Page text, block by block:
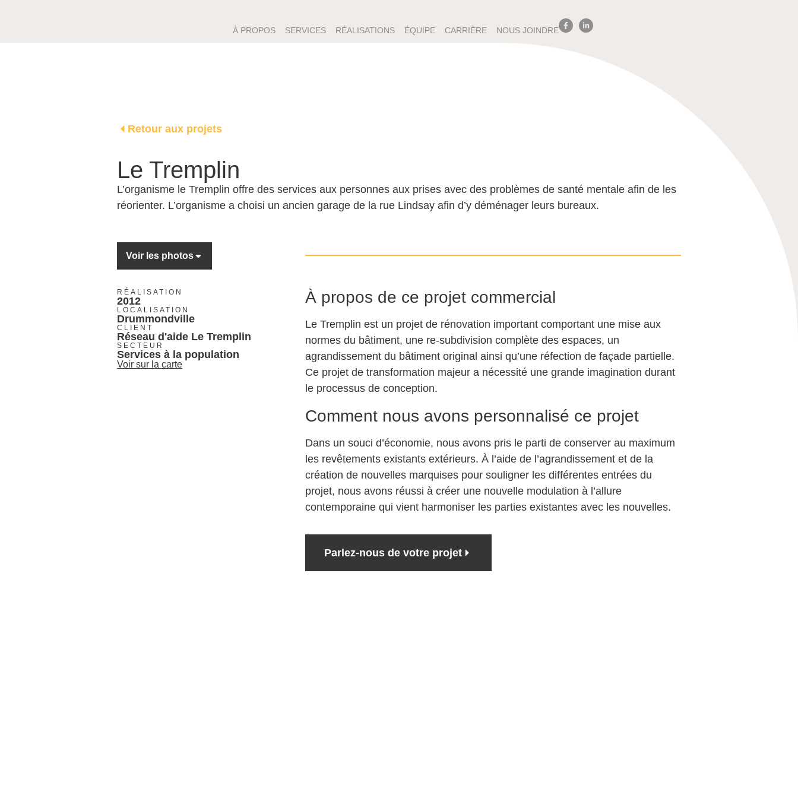
À PROPOS SERVICES RÉALISATIONS ÉQUIPE CARRIÈRE NOUS JOINDRE
Retour aux projets
Le Tremplin
L’organisme le Tremplin offre des services aux personnes aux prises avec des problèmes de santé mentale afin de les
réorienter. L’organisme a choisi un ancien garage de la rue Lindsay afin d’y déménager leurs bureaux.
Voir les photos
RÉALISATION
2012
LOCALISATION
Drummondville
CLIENT
Réseau d'aide Le Tremplin
SECTEUR
Services à la population
Voir sur la carte
À propos de ce projet commercial
Le Tremplin est un projet de rénovation important comportant une mise aux
normes du bâtiment, une re-subdivision complète des espaces, un
agrandissement du bâtiment original ainsi qu’une réfection de façade partielle.
Ce projet de transformation majeur a nécessité une grande imagination durant
le processus de conception.
Comment nous avons personnalisé ce projet
Dans un souci d’économie, nous avons pris le parti de conserver au maximum
les revêtements existants extérieurs. À l’aide de l’agrandissement et de la
création de nouvelles marquises pour souligner les différentes entrées du
projet, nous avons réussi à créer une nouvelle modulation à l’allure
contemporaine qui vient harmoniser les parties existantes avec les nouvelles.
Parlez-nous de votre projet